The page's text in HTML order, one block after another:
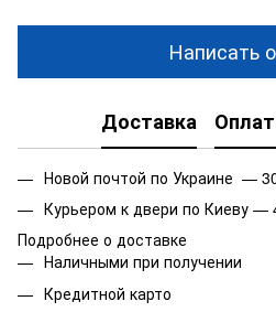
Написать
Доставка
Новой почтой по Украине —
Курьером к двери по Киеву —
Подробнее о доставке
Наличными при получении
Кредитной карто